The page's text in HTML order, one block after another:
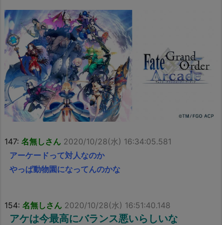
147: 名無しさん 2020/10/28(水) 16:34:05.581
アーケードって対人なのか
やっぱ動物園になってんのかな
154: 名無しさん 2020/10/28(水) 16:51:40.148
アケは今最高にバランス悪いらしいな